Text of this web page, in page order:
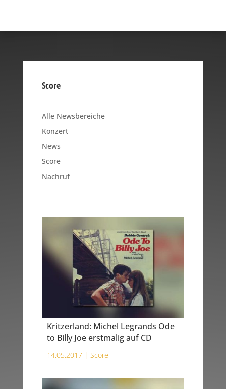
Score
Alle Newsbereiche
Konzert
News
Score
Nachruf
Kritzerland: Michel Legrands Ode
to Billy Joe erstmalig auf CD
14.05.2017 | Score